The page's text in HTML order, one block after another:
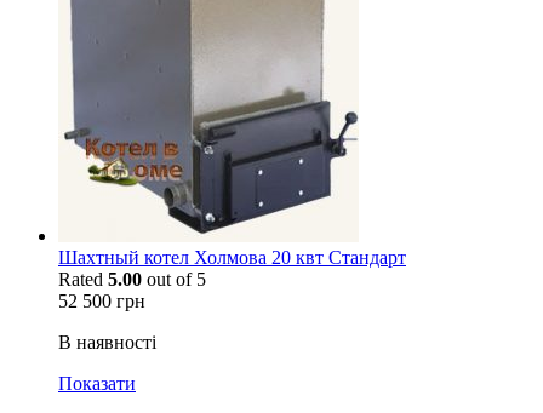
Шахтный котел Холмова 20 квт Стандарт
Rated 5.00 out of 5
52 500 грн
В наявності
Показати